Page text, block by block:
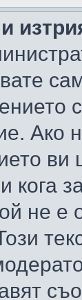
Ако
ви
кога
не е